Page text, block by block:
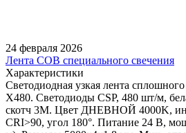
24 февраля 2026
Лента COB специального свечения
Характеристики
Светодиодная узкая лента
X480. Светодиоды CSP, 480 шт/м,
скотч 3M. Цвет ДНЕВНОЙ 4000K,
CRI>90, угол 180°. Питание 24 В,